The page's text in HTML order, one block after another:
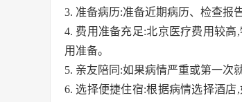
3. 准备病历:准备近期病历、检查报
4. 费用准备充足:北京医疗费用较
用准备。
5. 亲友陪同:如果病情严重或第一次
6. 选择便捷住宿:根据病情选择酒